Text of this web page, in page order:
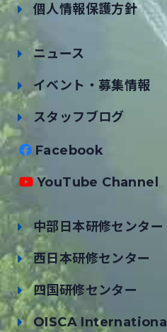
個人情報保護方針
ニュース
イベント・募集情報
スタッフブログ
Facebook
YouTube Channel
中部日本研修センター
西日本研修センター
四国研修センター
OISCA International